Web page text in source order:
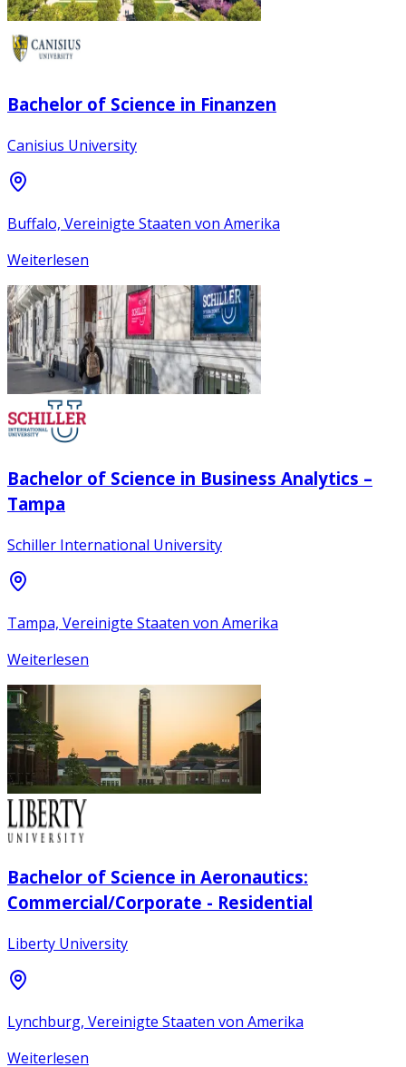
Bachelor of Science in Finanzen
Canisius University
Buffalo, Vereinigte Staaten von Amerika
Weiterlesen
Bachelor of Science in Business Analytics –
Tampa
Schiller International University
Tampa, Vereinigte Staaten von Amerika
Weiterlesen
Bachelor of Science in Aeronautics:
Commercial/Corporate - Residential
Liberty University
Lynchburg, Vereinigte Staaten von Amerika
Weiterlesen